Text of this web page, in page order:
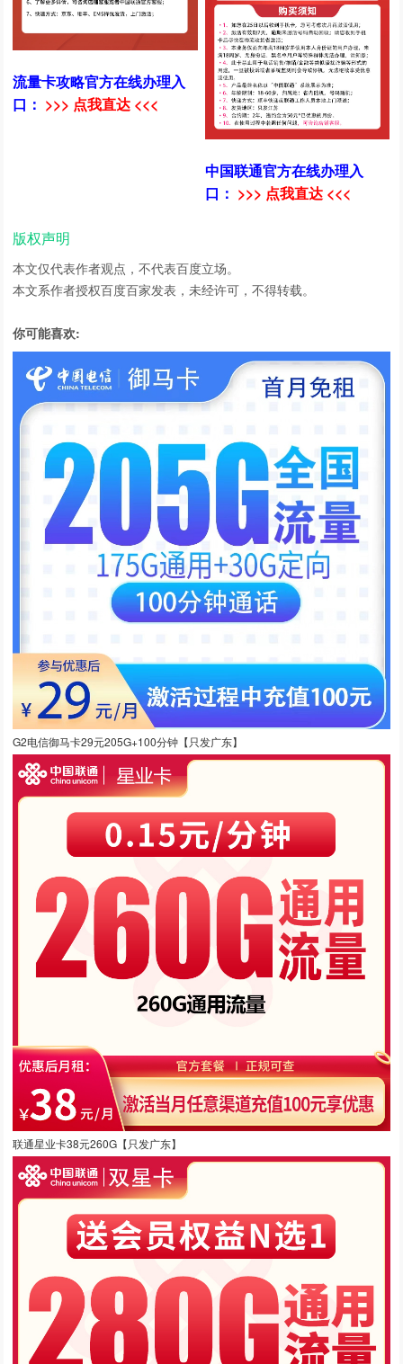
流量卡攻略官方在线办理入
口： >>> 点我直达 <<<
中国联通官方在线办理入
口： >>> 点我直达 <<<
版权声明
本文仅代表作者观点，不代表百度立场。
本文系作者授权百度百家发表，未经许可，不得转载。
你可能喜欢:
G2电信御马卡29元205G+100分钟【只发广东】
联通星业卡38元260G【只发广东】